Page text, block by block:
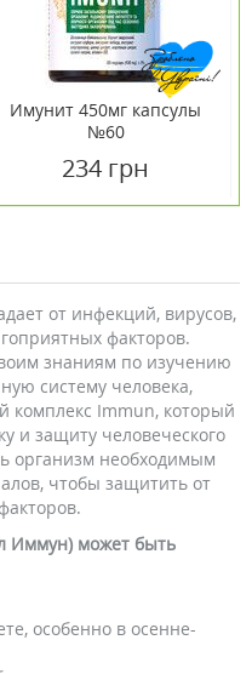
Имунит 450мг капсулы
№60
234 грн
от инфекций, вирусов,
факторов.
знаниям по изучению
систему человека,
комплекс Immun, который
и защиту человеческого
организм необходимым
чтобы защитить от
Иммун) может быть
особенно в осенне-